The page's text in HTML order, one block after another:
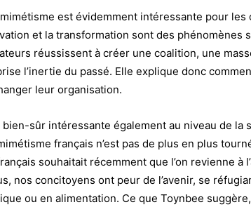
est évidemment intéressante pour
et la transformation sont des phénomènes
réussissent à créer une coalition, une
l’inertie du passé. Elle explique donc
leur organisation.
sûr intéressante également au niveau de la
français n’est pas de plus en plus
souhaitait récemment que l’on revienne à
nos concitoyens ont peur de l’avenir, se
ou en alimentation. Ce que Toynbee